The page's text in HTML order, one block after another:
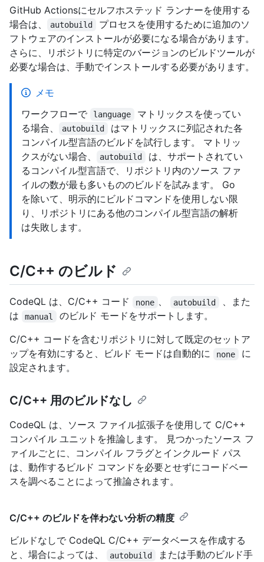
GitHub Actionsにセルフホステッド ランナーを使用する
場合は、
autobuild
プロセスを使用するために追加のソ
フトウェアのインストールが必要になる場合があります。
さらに、リポジトリに特定のバージョンのビルドツールが
必要な場合は、手動でインストールする必要があります。
メモ
ワークフローで
language
マトリックスを使ってい
る場合、
autobuild
はマトリックスに列記された各
コンパイル型言語のビルドを試行します。 マトリッ
クスがない場合、
autobuild
は、サポートされてい
るコンパイル型言語で、リポジトリ内のソース ファ
イルの数が最も多いもののビルドを試みます。 Go
を除いて、明示的にビルドコマンドを使用しない限
り、リポジトリにある他のコンパイル型言語の解析
は失敗します。
C/C++ のビルド
CodeQL は、C/C++ コード none 、 autobuild
、また
は
manual
のビルド モードをサポートします。
C/C++ コードを含むリポジトリに対して既定のセットア
ップを有効にすると、ビルド モードは自動的に
none
に
設定されます。
C/C++ 用のビルドなし
CodeQL は、ソース ファイル拡張子を使用して C/C++
コンパイル ユニットを推論します。 見つかったソース フ
ァイルごとに、コンパイル フラグとインクルード パス
は、動作するビルド コマンドを必要とせずにコードベー
スを調べることによって推論されます。
C/C++ のビルドを伴わない分析の精度
ビルドなしで CodeQL C/C++ データベースを作成する
と、場合によっては、
autobuild
または手動のビルド手